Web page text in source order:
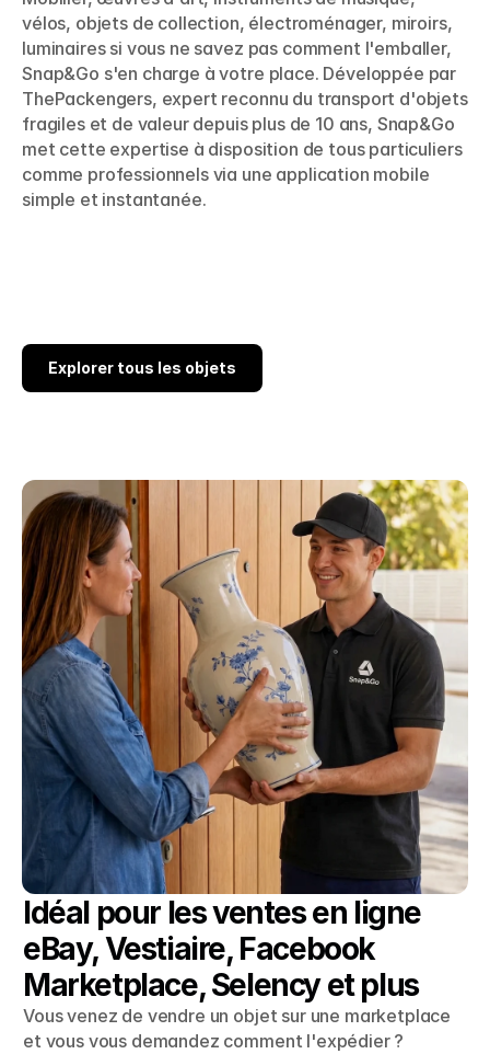
vélos, objets de collection, électroménager, miroirs,
luminaires si vous ne savez pas comment l'emballer,
Snap&Go s'en charge à votre place. Développée par
ThePackengers, expert reconnu du transport d'objets
fragiles et de valeur depuis plus de 10 ans, Snap&Go
met cette expertise à disposition de tous particuliers
comme professionnels via une application mobile
simple et instantanée.
Explorer tous les objets
Idéal pour les ventes en ligne
eBay, Vestiaire, Facebook
Marketplace, Selency et plus
Vous venez de vendre un objet sur une marketplace
et vous vous demandez comment l'expédier ?